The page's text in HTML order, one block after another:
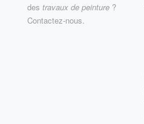
des travaux de peinture ?
Contactez-nous.